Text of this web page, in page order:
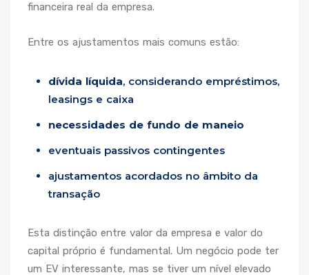
financeira real da empresa.
Entre os ajustamentos mais comuns estão:
dívida líquida, considerando empréstimos,
leasings e caixa
necessidades de fundo de maneio
eventuais passivos contingentes
ajustamentos acordados no âmbito da
transação
Esta distinção entre valor da empresa e valor do
capital próprio é fundamental. Um negócio pode ter
um EV interessante, mas se tiver um nível elevado